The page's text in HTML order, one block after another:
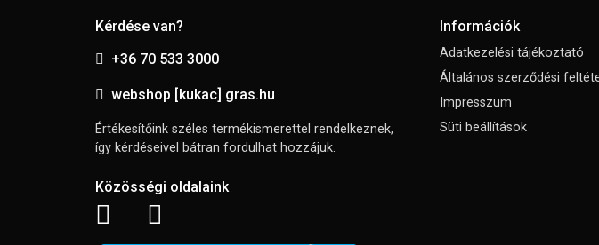
Kérdése van?
+36 70 533 3000
webshop [kukac] gras.hu
Értékesítőink széles termékismerettel rendelkeznek,
így kérdéseivel bátran fordulhat hozzájuk.
Közösségi oldalaink
Információk
Adatkezelési tájékoztató
Általános szerződési
Impresszum
Süti beállítások